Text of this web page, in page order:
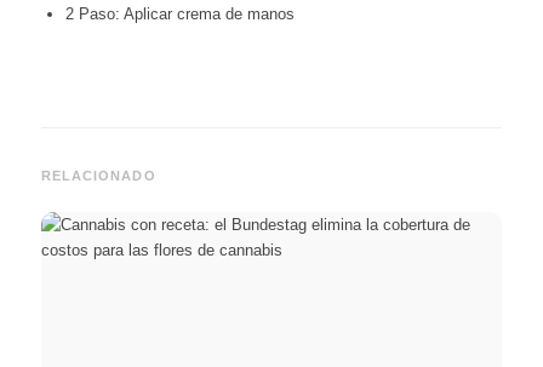
2 Paso: Aplicar crema de manos
RELACIONADO